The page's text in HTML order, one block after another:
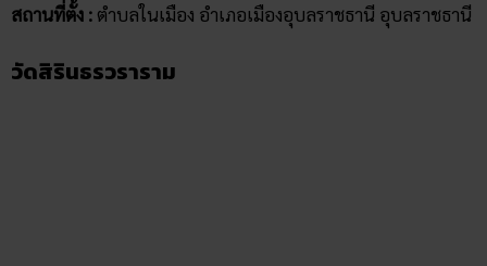
สถานที่ตั้ง : ตำบลในเมือง อำเภอเมืองอุบลราชธานี อุบลราชธานี
วัดสิรินธรวราราม